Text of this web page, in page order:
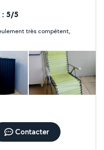
...) Administratif
d'achats Prêt de
le PC portable, le
l'environnement
...)
: 5/5
très compétent,
Contacter